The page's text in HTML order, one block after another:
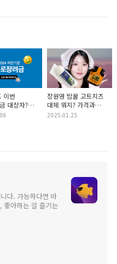
이번
대상자?
인하고
장원영 밤꿀 고트치즈
대체 뭐지? 가격과
최저가 판매처까지 정리
2025.01.25
다. 가능하다면 바
좋아하는 걸 즐기는